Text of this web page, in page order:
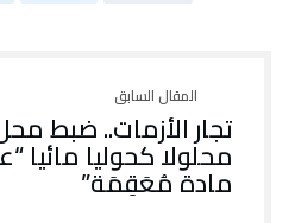
تجار الأزمات.. ضبط
محلولا كحوليا مائيا
مادة مُعَقِمَة”